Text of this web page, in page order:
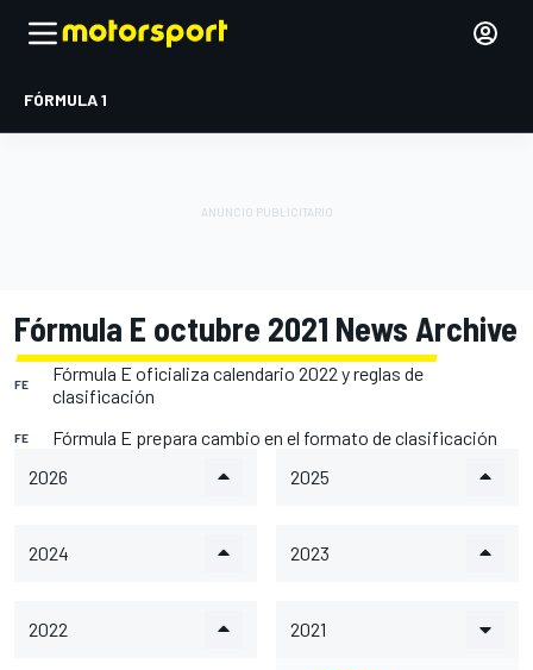
FÓRMULA 1
Fórmula E octubre 2021 News Archive
FE
Fórmula E oficializa calendario 2022 y reglas de
clasificación
FE
Fórmula E prepara cambio en el formato de clasificación
2026
2025
2024 2023
2022 2021